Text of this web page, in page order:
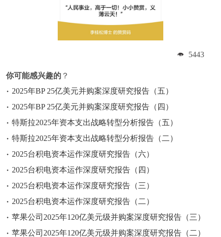
5443
你可能感兴趣的 ？
2025年BP 25亿美元并购案深度研究报告（五）
2025年BP 25亿美元并购案深度研究报告（四）
特斯拉2025年资本支出战略转型分析报告（五）
特斯拉2025年资本支出战略转型分析报告（二）
2025台积电资本运作深度研究报告（六）
2025台积电资本运作深度研究报告（四）
2025台积电资本运作深度研究报告（三）
2025台积电资本运作深度研究报告（二）
苹果公司2025年120亿美元级并购案深度研究报告（三）
苹果公司2025年120亿美元级并购案深度研究报告（二）